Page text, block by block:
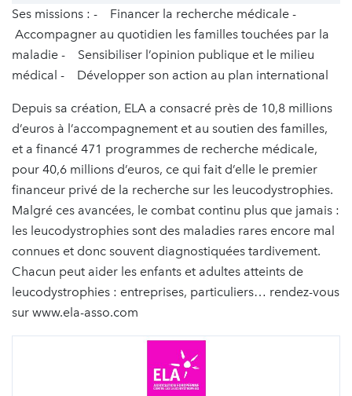
Ses missions : - Financer la recherche médicale -
Accompagner au quotidien les familles touchées par la
maladie - Sensibiliser l’opinion publique et le milieu
médical - Développer son action au plan international
Depuis sa création, ELA a consacré près de 10,8 millions
d’euros à l’accompagnement et au soutien des familles,
et a financé 471 programmes de recherche médicale,
pour 40,6 millions d’euros, ce qui fait d’elle le premier
financeur privé de la recherche sur les leucodystrophies.
Malgré ces avancées, le combat continu plus que jamais :
les leucodystrophies sont des maladies rares encore mal
connues et donc souvent diagnostiquées tardivement.
Chacun peut aider les enfants et adultes atteints de
leucodystrophies : entreprises, particuliers… rendez-vous
sur www.ela-asso.com